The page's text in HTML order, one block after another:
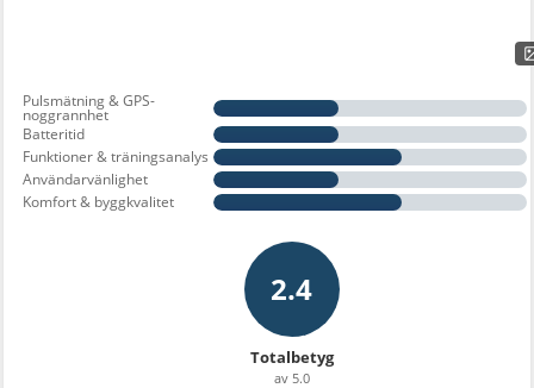
Pulsmätning & GPS-
noggrannhet
Batteritid
Funktioner & träningsanalys
Användarvänlighet
Komfort & byggkvalitet
2.4
Totalbetyg
av 5.0